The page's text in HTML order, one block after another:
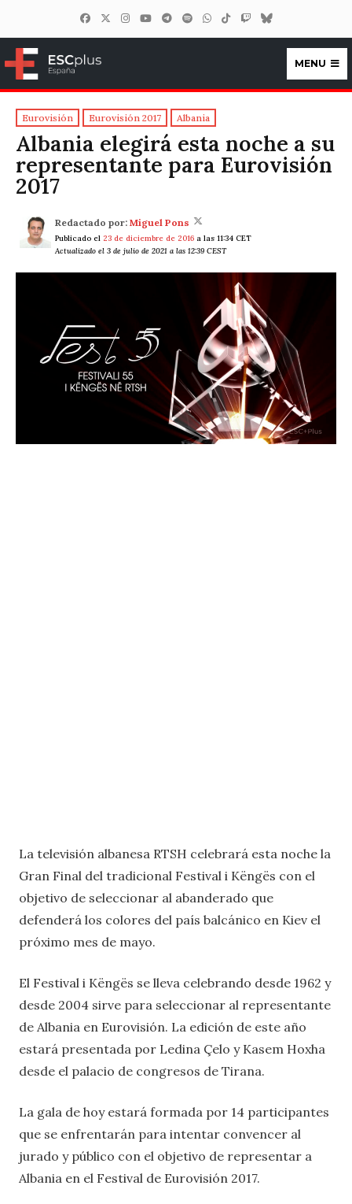
ESCplus España
MENU
Eurovisión Eurovisión 2017 Albania
Albania elegirá esta noche a su
representante para Eurovisión
2017
Redactado por: Miguel Pons
Publicado el 23 de diciembre de 2016 a las 11:34 CET
Actualizado el 3 de julio de 2021 a las 12:39 CEST
La televisión albanesa RTSH celebrará esta noche la
Gran Final del tradicional Festival i Këngës con el
objetivo de seleccionar al abanderado que
defenderá los colores del país balcánico en Kiev el
próximo mes de mayo.
El Festival i Këngës se lleva celebrando desde 1962 y
desde 2004 sirve para seleccionar al representante
de Albania en Eurovisión. La edición de este año
estará presentada por Ledina Çelo y Kasem Hoxha
desde el palacio de congresos de Tirana.
La gala de hoy estará formada por 14 participantes
que se enfrentarán para intentar convencer al
jurado y público con el objetivo de representar a
Albania en el Festival de Eurovisión 2017.